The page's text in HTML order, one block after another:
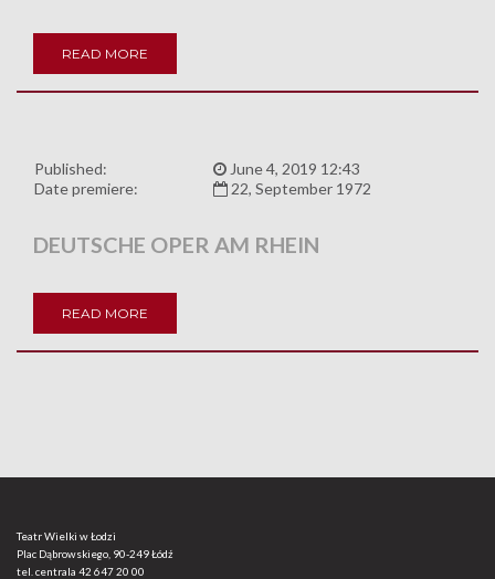
READ MORE
Published:
June 4, 2019 12:43
Date premiere:
22, September 1972
DEUTSCHE OPER AM RHEIN
READ MORE
Teatr Wielki w Łodzi
Plac Dąbrowskiego, 90-249 Łódź
tel. centrala 42 647 20 00